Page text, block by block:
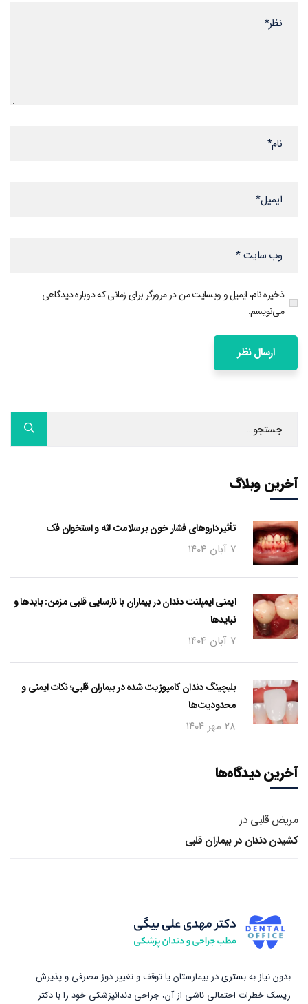
ذخیره نام، ایمیل و وبسایت من در مرورگر برای زمانی که دوباره دیدگاهی
می‌نویسم.
آخرین وبلاگ
تأثیر داروهای فشار خون بر سلامت لثه و استخوان فک
۷ آبان ۱۴۰۴
ایمنی ایمپلنت دندان در بیماران با نارسایی قلبی مزمن: بایدها و
نبایدها
۷ آبان ۱۴۰۴
بلیچینگ دندان کامپوزیت شده در بیماران قلبی؛ نکات ایمنی و
محدودیت‌ها
۲۸ مهر ۱۴۰۴
آخرین دیدگاه‌ها
مریض قلبی در
کشیدن دندان در بیماران قلبی
بدون نیاز به بستری در بیمارستان یا توقف و تغییر دوز مصرفی و پذیرش
ریسک خطرات احتمالی ناشی از آن، جراحی دندانپزشکی خود را با دکتر